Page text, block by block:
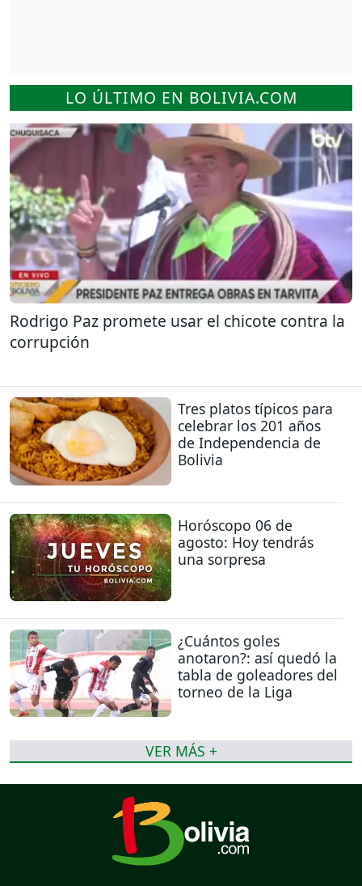
LO ÚLTIMO EN BOLIVIA.COM
Rodrigo Paz promete usar el chicote contra la
corrupción
Tres platos típicos para
celebrar los 201 años
de Independencia de
Bolivia
Horóscopo 06 de
agosto: Hoy tendrás
una sorpresa
¿Cuántos goles
anotaron?: así quedó la
tabla de goleadores del
torneo de la Liga
VER MÁS +